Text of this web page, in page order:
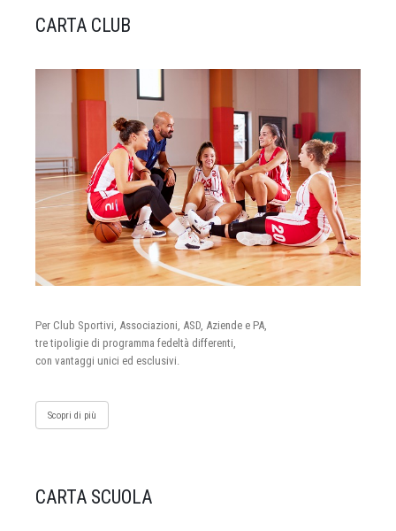
CARTA CLUB
Per Club Sportivi, Associazioni, ASD, Aziende e PA,
tre tipoligie di programma fedeltà differenti,
con vantaggi unici ed esclusivi.
Scopri di più
CARTA SCUOLA